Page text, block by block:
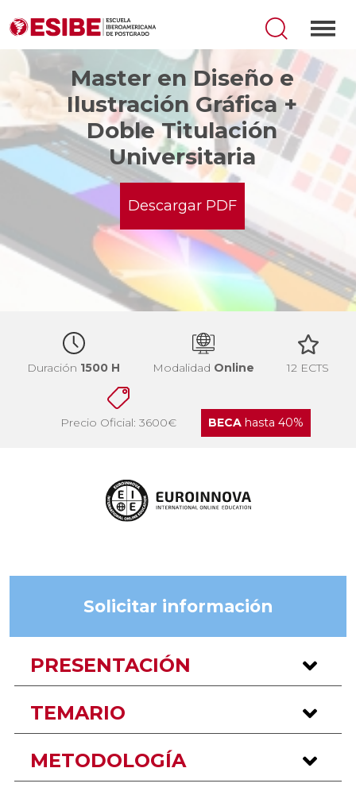
Master en Diseño e
Ilustración Gráfica +
Doble Titulación
Universitaria
Descargar PDF
Duración 1500 H Modalidad Online 12 ECTS
Precio Oficial: 3600€ BECAhasta 40%
Solicitar información
PRESENTACIÓN
TEMARIO
METODOLOGÍA